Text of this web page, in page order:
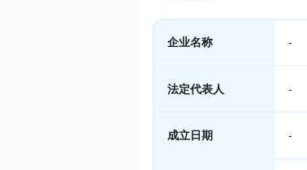
企业名称 -
法定代表人 -
成立日期 -